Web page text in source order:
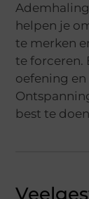
helpen je
te merken
te forceren.
oefening
best te